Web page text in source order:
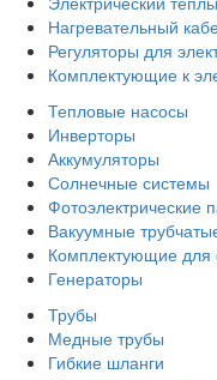
Нагревательный
Регуляторы для
Комплектующие к
Тепловые насосы
Инверторы
Аккумуляторы
Солнечные системы
Фотоэлектрические
Вакуумные
Комплектующие для
Генераторы
Трубы
Медные трубы
Гибкие шланги